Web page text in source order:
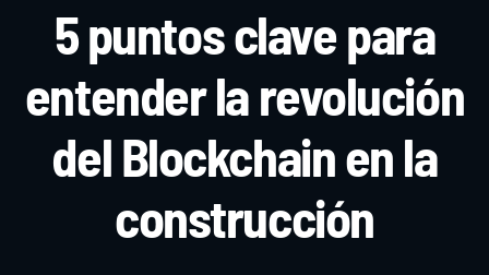
5 puntos clave para
entender la revolución
del Blockchain en la
construcción